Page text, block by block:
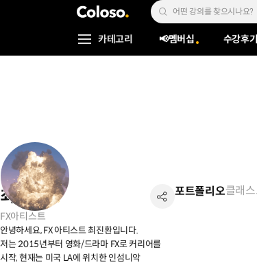
콜로소
Search Input
Coloso Menu
카테고리 📢멤버십 수강후기
최진환
FX아티스트
안녕하세요, FX 아티스트 최진환입니다.
저는 2015년부터 영화/드라마 FX로 커리어를
시작, 현재는 미국 LA에 위치한 인섬니악
포트폴리오클래스